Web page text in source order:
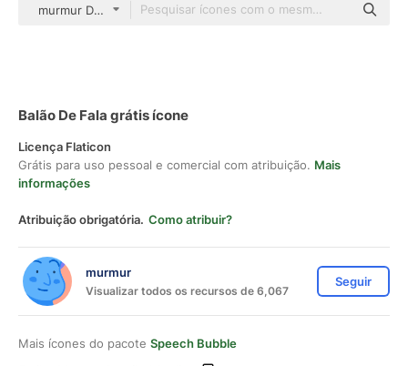
murmur Detailed Outline
Balão De Fala grátis ícone
Licença Flaticon
Grátis para uso pessoal e comercial com atribuição. Mais
informações
Atribuição obrigatória. Como atribuir?
murmur
Visualizar todos os recursos de 6,067
Seguir
Mais ícones do pacote Speech Bubble